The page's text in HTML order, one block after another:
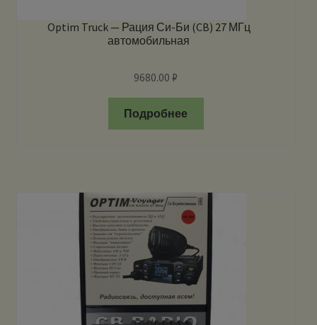
Optim Truck — Рация Си-Би (CB) 27 МГц
автомобильная
9680.00₽
Подробнее